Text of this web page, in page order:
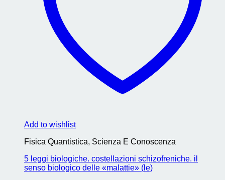
Add to wishlist
Fisica Quantistica, Scienza E Conoscenza
5 leggi biologiche. costellazioni schizofreniche. il
senso biologico delle «malattie» (le)